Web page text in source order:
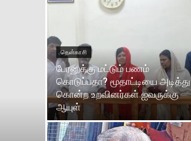
தென்காசி
பேரனுக்கு மட்டும் பணம்
கொடுப்பதா? மூதாட்டியை அடித்து
கொன்ற உறவினர்கள் ஐவருக்கு
ஆயுள்